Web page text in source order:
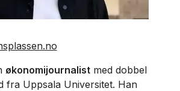
økonomijournalistmed dobbel
fra Uppsala Universitet. Han